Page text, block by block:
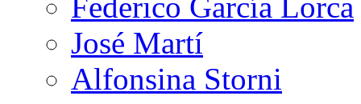
José Martí
Alfonsina Storni